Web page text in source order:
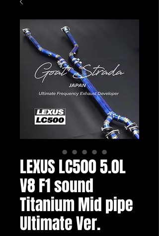
LEXUS LC500 5.0L
V8 F1 sound
Titanium Mid pipe
Ultimate Ver.